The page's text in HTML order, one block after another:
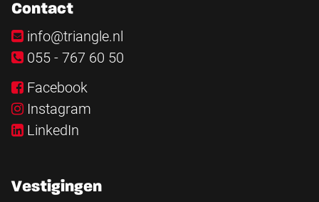
Contact
info@triangle.nl
055 - 767 60 50
Facebook
Instagram
LinkedIn
Vestigingen